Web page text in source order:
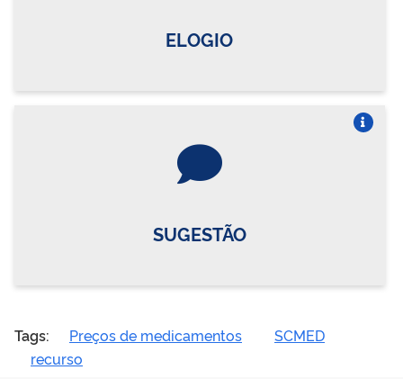
ELOGIO
SUGESTÃO
Tags: Preços de medicamentos
SCMED
recurso